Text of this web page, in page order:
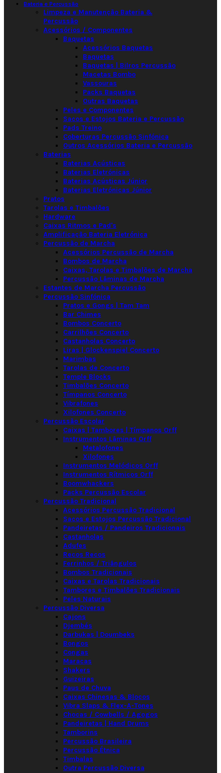
Bateria e Percussão
Limpeza e Manutenção Bateria &
Percussão
Acessórios / Componentes
Baquetas
Acessórios Baquetas
Baquetas
Baquetas | Bilros Percussão
Macetas Bombo
Vassouras
Packs Baquetas
Outras Baquetas
Peles e Componentes
Sacos e Estojos Bateria e Percussão
Pads Treino
Coberturas Percussão Sinfónica
Outros Acessórios Bateria e Percussão
Baterias
Baterias Acústicas
Baterias Eletrónicas
Baterias Acústicas Júnior
Baterias Eletrónicas Júnior
Pratos
Tarolas e Timbalões
Hardware
Caixas Ritmos e Pad's
Amplificação Bateria Eletrónica
Percussão de Marcha
Acessórios Percussão de Marcha
Bombos de Marcha
Caixas, Tarolas e Timbalões de Marcha
Percussão Lâminas de Marcha
Estantes de Marcha Percussão
Percussão Sinfónica
Pratos e Gongs | Tam Tam
Bar Chimes
Bombos Concerto
Carrilhões Concerto
Castanholas Concerto
Liras | Glockenspiel Concerto
Marimbas
Tarolas de Concerto
Temple Blocks
Timbalões Concerto
Tímpanos Concerto
Vibrafones
Xilofones Concerto
Percussão Escolar
Caixas | Tambores | Tímpanos Orff
Instrumentos Lâminas Orff
Metalofones
Xilofones
Instrumentos Melódicos Orff
Instrumentos Rítmicos Orff
Boomwhackers
Packs Percussão Escolar
Percussão Tradicional
Acessórios Percussão Tradicional
Sacos e Estojos Percussão Tradicional
Pandeiretas / Pandeiros Tradicionais
Castanholas
Adufes
Recos Recos
Ferrinhos / Triângulos
Bombos Tradicionais
Caixas e Tarolas Tradicionais
Tambores e Timbalões Tradicionais
Peles Naturais
Percussão Diversa
Cajons
Djembés
Darbukas | Doumbeks
Bongos
Congas
Maracas
Shakers
Guizeiras
Paus de Chuva
Caixas Chinesas & Blocos
Vibra Slaps & Flex-A-Tones
Chocas / Cowbells / Agogos
Pandeiretas | Hand Drums
Tamborins
Percussão Brasileira
Percussão Étnica
Timbalas
Outra Percussão Diversa